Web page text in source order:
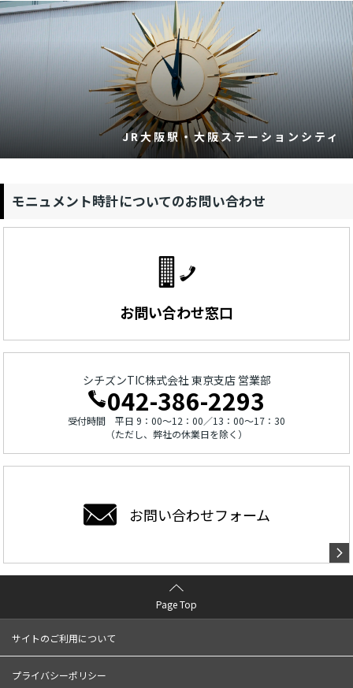
JR大阪駅・大阪ステーションシティ
モニュメント時計についてのお問い合わせ
お問い合わせ窓口
シチズンTIC株式会社 東京支店 営業部
042-386-2293
受付時間 平日 9：00～12：00／13：00～17：30
（ただし、弊社の休業日を除く）
お問い合わせフォーム
Page Top
サイトのご利用について
プライバシーポリシー